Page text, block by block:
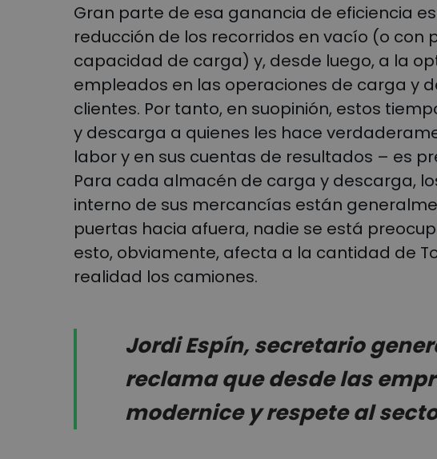
Gran parte de esa ganancia de eficiencia
reducción de los recorridos en vacío (o con
capacidad de carga) y, desde luego, a la
empleados en las operaciones de carga y
clientes. Por tanto, en suopinión, estos
y descarga a quienes les hace
labor y en sus cuentas de resultados – es
Para cada almacén de carga y descarga,
interno de sus mercancías están
puertas hacia afuera, nadie se está
esto, obviamente, afecta a la cantidad de
realidad los camiones.
Jordi Espín, secretario
reclama que desde las
modernice y respete al